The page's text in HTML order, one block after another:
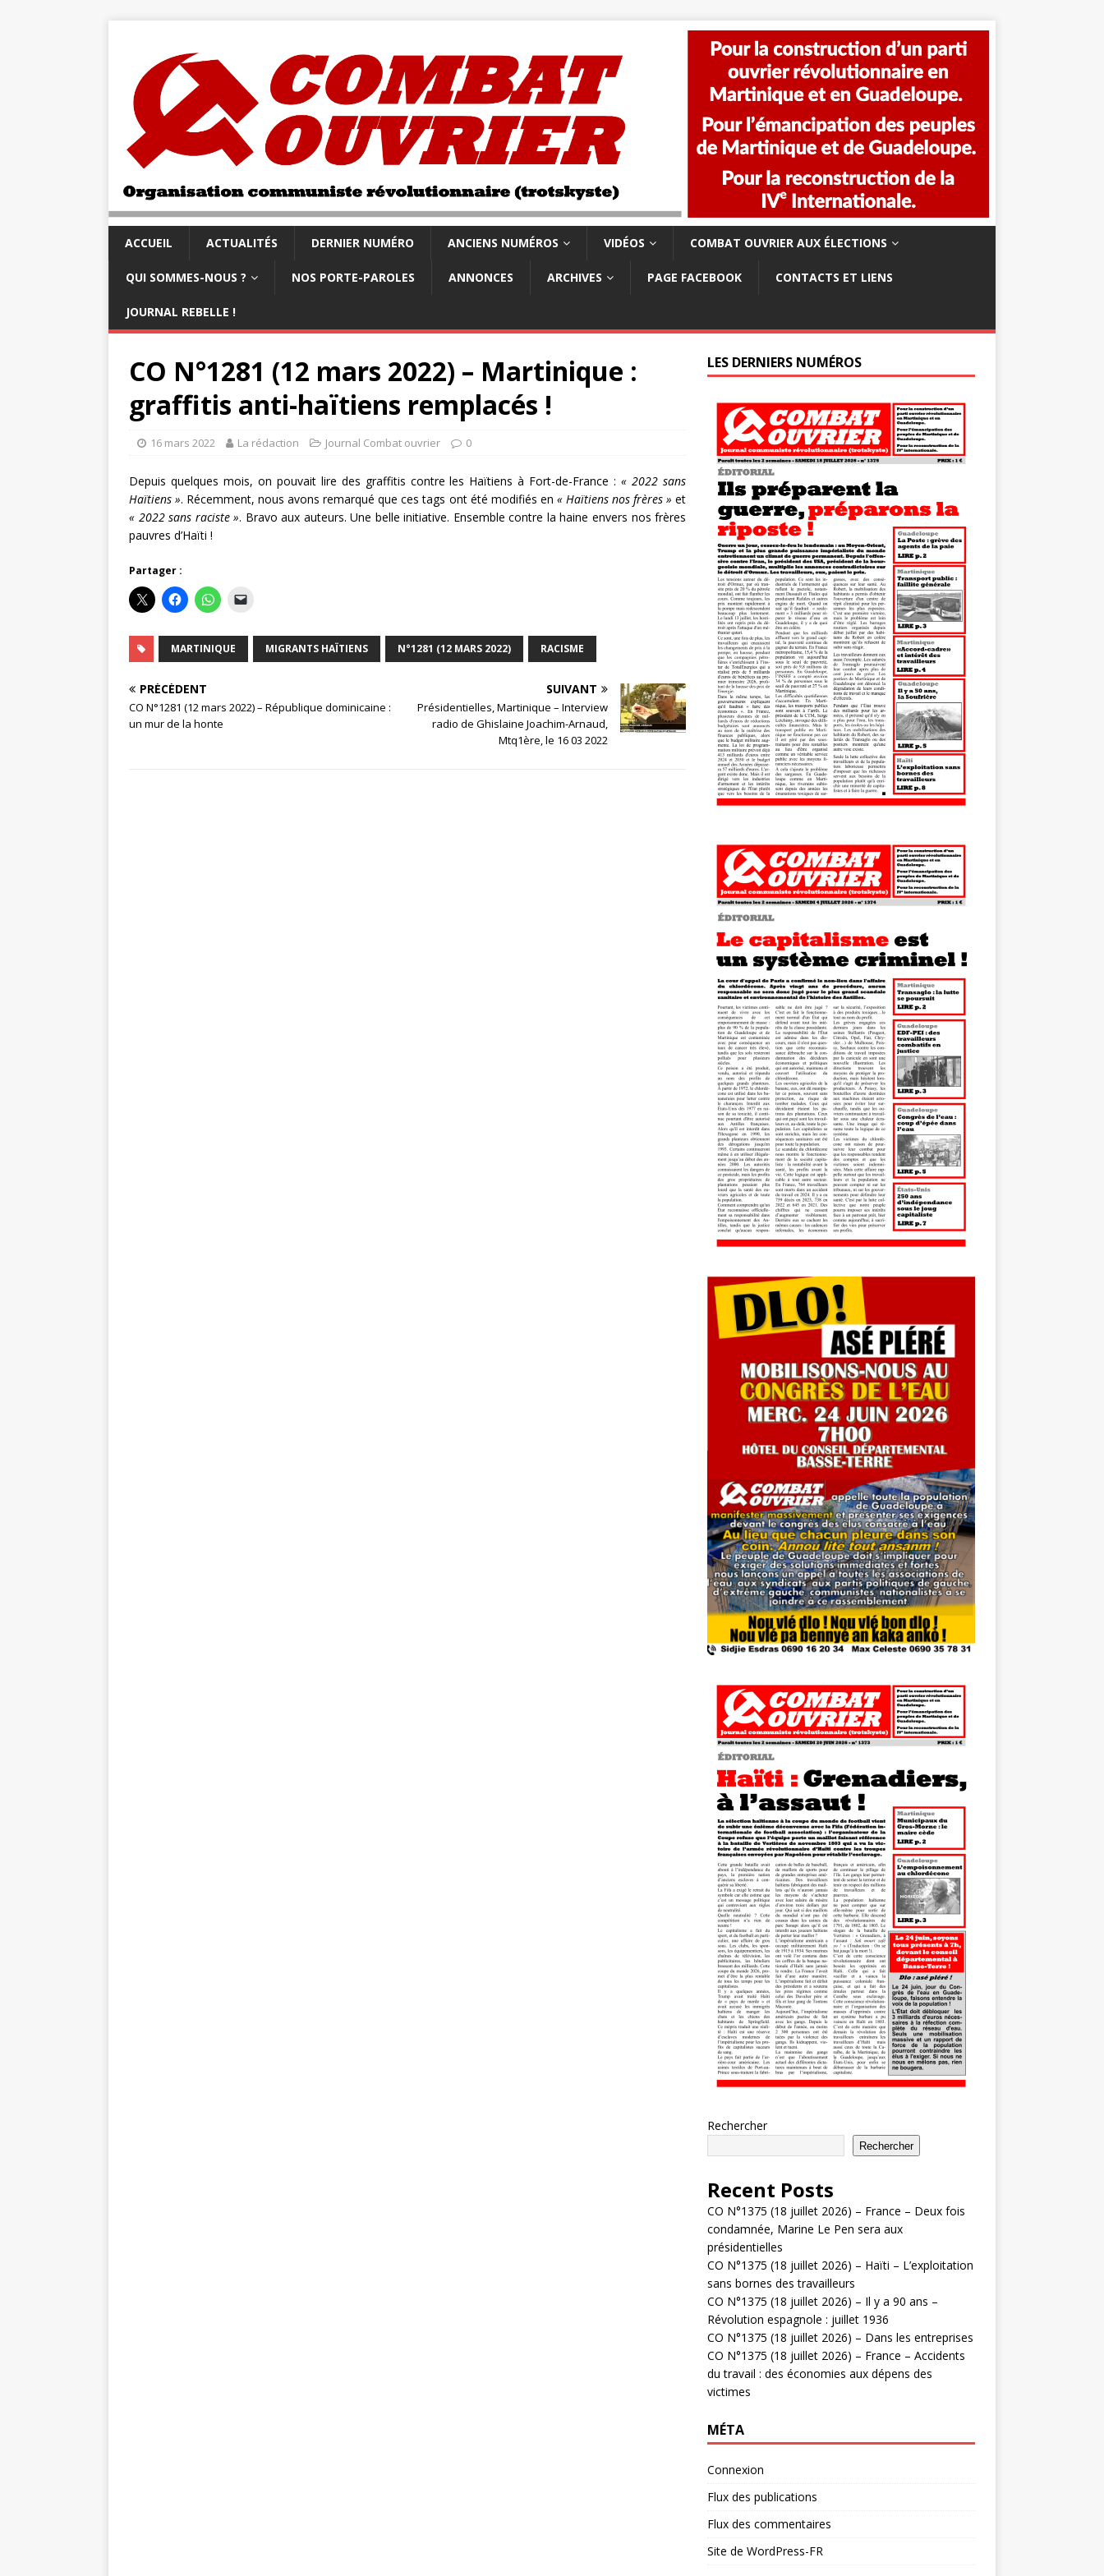
ACCUEIL ACTUALITÉS DERNIER NUMÉRO ANCIENS NUMÉROS VIDÉOS COMBAT OUVRIER AUX ÉLECTIONS
QUI SOMMES-NOUS ? NOS PORTE-PAROLES ANNONCES ARCHIVES PAGE FACEBOOK CONTACTS ET LIENS
JOURNAL REBELLE !
CO N°1281 (12 mars 2022) – Martinique :
graffitis anti-haïtiens remplacés !
16 mars 2022 La rédaction Journal Combat ouvrier 0
Depuis quelques mois, on pouvait lire des graffitis contre les Haïtiens à Fort-de-France :« 2022 sans
Haïtiens ». Récemment, nous avons remarqué que ces tags ont été modifiés en « Haïtiens nos frères »et
« 2022 sans raciste ». Bravo aux auteurs. Une belle initiative. Ensemble contre la haine envers nos frères
pauvres d’Haïti !
Partager :
MARTINIQUE MIGRANTS HAÏTIENS N°1281 (12 MARS 2022) RACISME
PRÉCÉDENT
CO N°1281 (12 mars 2022) – République dominicaine :
un mur de la honte
SUIVANT
Présidentielles, Martinique – Interview
radio de Ghislaine Joachim-Arnaud,
Mtq1ère, le 16 03 2022
LES DERNIERS NUMÉROS
Rechercher
Rechercher
Recent Posts
CO N°1375 (18 juillet 2026) – France – Deux fois
condamnée, Marine Le Pen sera aux
présidentielles
CO N°1375 (18 juillet 2026) – Haïti – L’exploitation
sans bornes des travailleurs
CO N°1375 (18 juillet 2026) – Il y a 90 ans –
Révolution espagnole : juillet 1936
CO N°1375 (18 juillet 2026) – Dans les entreprises
CO N°1375 (18 juillet 2026) – France – Accidents
du travail : des économies aux dépens des
victimes
MÉTA
Connexion
Flux des publications
Flux des commentaires
Site de WordPress-FR